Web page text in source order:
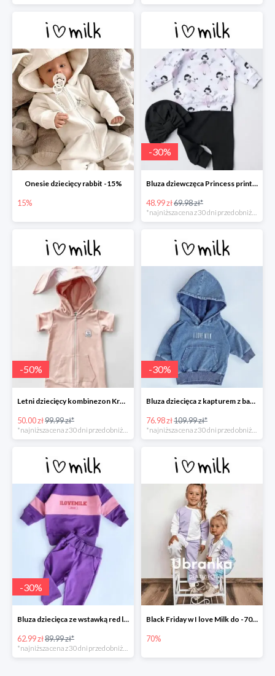
Onesie dziecięcy rabbit -15%
15%
-30%
Bluza dziewczęca Princess print -30%
48.99 zł69.98 zł*
-50%
Letni dziecięcy kombinezon Królik Różowy -50%
50.00 zł99.99 zł*
*najniższa cena z 30 dni przed obniżką
-30%
Bluza dziecięca z kapturem z bawełny denim -30%
76.98 zł109.99 zł*
*najniższa cena z 30 dni przed obniżką
-30%
Bluza dziecięca ze wstawką red logo Fioletowa -30%
62.99 zł89.99 zł*
Black Friday w I love Milk do -70%
70%